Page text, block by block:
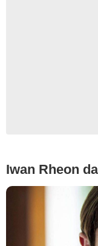
Iwan Rheon